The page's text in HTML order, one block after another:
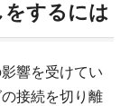
をするには
響を受けてい
接続を切り離